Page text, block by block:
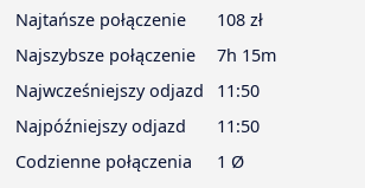
Najtańsze połączenie
108 zł
Najszybsze połączenie
7h 15m
Najwcześniejszy odjazd
11:50
Najpóźniejszy odjazd
11:50
Codzienne połączenia
1 Ø